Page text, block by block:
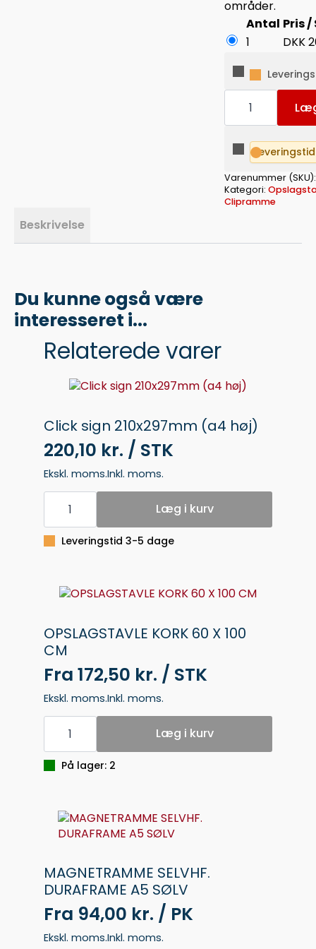
områder.
Antal Pris /
1
DKK
Inforamme
duraframe®
magnetic
plus
a4
antal
Varenummer
Kategori:
Clipramme
Beskrivelse
Du kunne også være
interesseret i...
Relaterede varer
Click sign 210x297mm (a4 høj)
220,10 kr. / STK
Ekskl. moms.Inkl. moms.
Click
210x297mm
(a4
høj)
Læg i kurv
Leveringstid 3-5 dage
OPSLAGSTAVLE KORK 60 X 100
CM
Fra 172,50 kr. / STK
Ekskl. moms.Inkl. moms.
OPSLAGSTAVLE
KORK
X
Læg i kurv
På lager: 2
MAGNETRAMME SELVHF.
DURAFRAME A5 SØLV
Fra 94,00 kr. / PK
Ekskl. moms.Inkl. moms.